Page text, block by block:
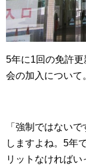
5年に1回の免許
会の加入について
「強制ではない
しますよね。5年
リットなければ